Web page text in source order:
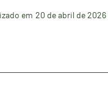
em 20 de abril de 2026